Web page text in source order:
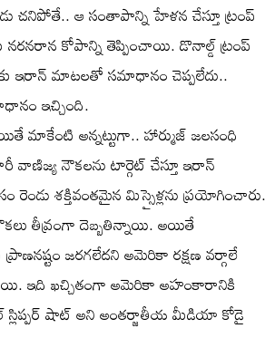
చనిపోతే.. ఆ సంతాపాన్ని హేళన చేస్తూ ట్రంప్
నరనరాన కోపాన్ని తెప్పించాయి. డొనాల్డ్ ట్రంప్
ఇరాన్ మాటలతో సమాధానం చెప్పలేదు..
ఇచ్చింది.
మాకేంటి అన్నట్టుగా.. హార్ముజ్ జలసంధి
వాణిజ్య నౌకలను టార్గెట్ చేస్తూ ఇరాన్
రెండు శక్తివంతమైన మిస్సైళ్లను ప్రయోగించారు.
తీవ్రంగా దెబ్బతిన్నాయి. అయితే
జరగలేదని అమెరికా రక్షణ వర్గాలే
ఇది ఖచ్చితంగా అమెరికా అహంకారానికి
స్లిప్పర్ షాట్ అని అంతర్జాతీయ మీడియా కోడై